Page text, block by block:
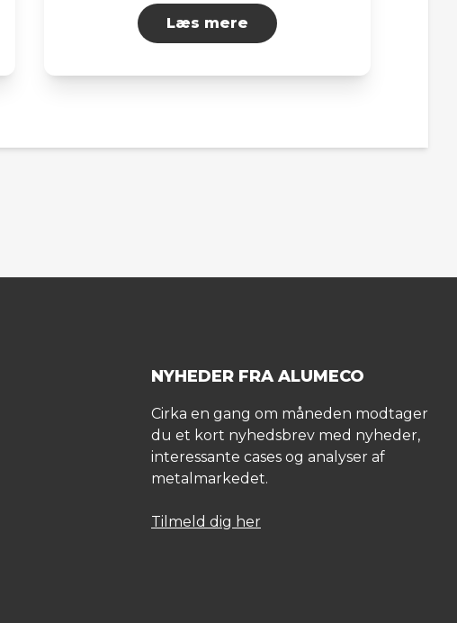
Læs mere
NYHEDER FRA ALUMECO
Cirka en gang om måneden modtager
du et kort nyhedsbrev med nyheder,
interessante cases og analyser af
metalmarkedet.
Tilmeld dig her